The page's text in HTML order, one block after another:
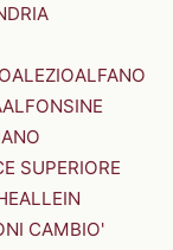
ALEZIOALFANO
ALFONSINE
SUPERIORE
ALLEIN
CAMBIO'